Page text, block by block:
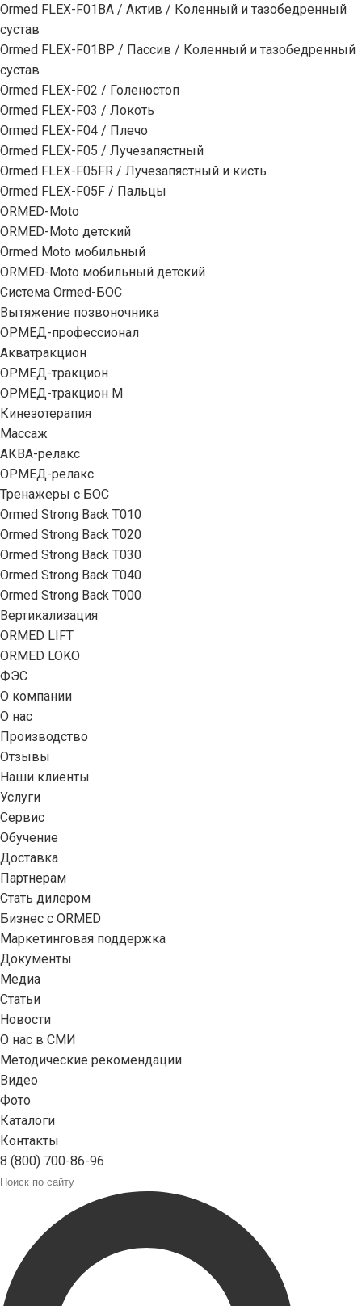
Ormed FLEX-F01BA / Актив / Коленный и тазобедренный
сустав
Ormed FLEX-F01BP / Пассив / Коленный и тазобедренный
сустав
Ormed FLEX-F02 / Голеностоп
Ormed FLEX-F03 / Локоть
Ormed FLEX-F04 / Плечо
Ormed FLEX-F05 / Лучезапястный
Ormed FLEX-F05FR / Лучезапястный и кисть
Ormed FLEX-F05F / Пальцы
ORMED-Moto
ORMED-Moto детский
Ormed Moto мобильный
ORMED-Moto мобильный детский
Система Ormed-БОС
Вытяжение позвоночника
ОРМЕД-профессионал
Акватракцион
ОРМЕД-тракцион
ОРМЕД-тракцион М
Кинезотерапия
Массаж
АКВА-релакс
ОРМЕД-релакс
Тренажеры с БОС
Ormed Strong Back Т010
Ormed Strong Back Т020
Ormed Strong Back Т030
Ormed Strong Back Т040
Ormed Strong Back Т000
Вертикализация
ORMED LIFT
ORMED LOKO
ФЭС
О компании
О нас
Производство
Отзывы
Наши клиенты
Услуги
Сервис
Обучение
Доставка
Партнерам
Стать дилером
Бизнес с ORMED
Маркетинговая поддержка
Документы
Медиа
Статьи
Новости
О нас в СМИ
Методические рекомендации
Видео
Фото
Каталоги
Контакты
8 (800) 700-86-96